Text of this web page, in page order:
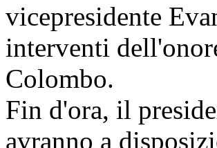
vicepresidente
interventi
Colombo.
Fin d'ora, il
avranno a